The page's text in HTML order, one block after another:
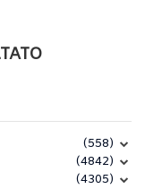
(558)
(4842)
(4305)